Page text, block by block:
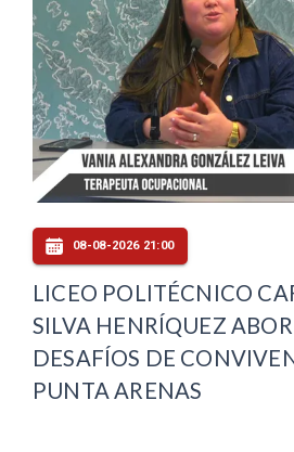
08-08-2026 21:00
LICEO POLITÉCNICO
SILVA HENRÍQUEZ
DESAFÍOS DE
PUNTA ARENAS